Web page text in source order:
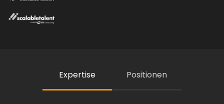
Expertise Positionen